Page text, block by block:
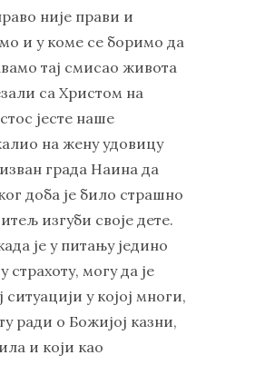
није прави и
и у коме се боримо да
тај смисао живота
са Христом на
јесте наше
на жену удовицу
града Наина да
доба је било страшно
изгуби своје дете.
је у питању једино
могу да је
у којој многи,
ради о Божијој казни,
и који као